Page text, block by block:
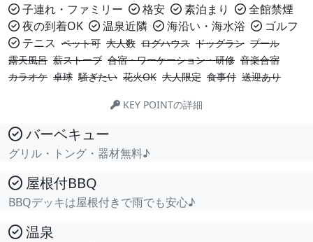
子連れ・ファミリー
格安 素泊まり
全館禁煙
夜の到着OK
温泉近隣 海沿い・海水浴
ゴルフ
テニス ペット可 大人数 ログハウス ドッグラン プール
露天風呂 薪ストーブ 合宿・ワーケーション・研修 音楽合宿
カラオケ 卓球 騒ぎたい 花火OK 大人限定 食事付 送迎あり
KEY POINTの詳細
バーベキュー
グリル・トング・器材無料♪
屋根付BBQ
BBQデッキは屋根付きで雨でも安心♪
温泉